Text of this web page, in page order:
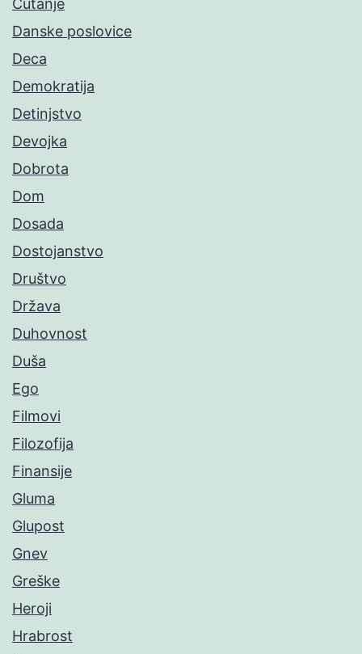
Ćutanje
Danske poslovice
Deca
Demokratija
Detinjstvo
Devojka
Dobrota
Dom
Dosada
Dostojanstvo
Društvo
Država
Duhovnost
Duša
Ego
Filmovi
Filozofija
Finansije
Gluma
Glupost
Gnev
Greške
Heroji
Hrabrost